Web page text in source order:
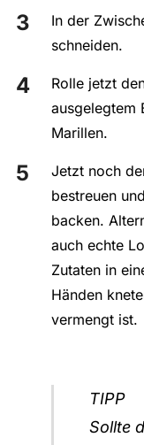
In der
schneiden.
Rolle jetzt
ausgelegtem
Marillen.
Jetzt noch
bestreuen
backen.
auch echte
Zutaten in
Händen
vermengt ist.
TIPP
Sollte